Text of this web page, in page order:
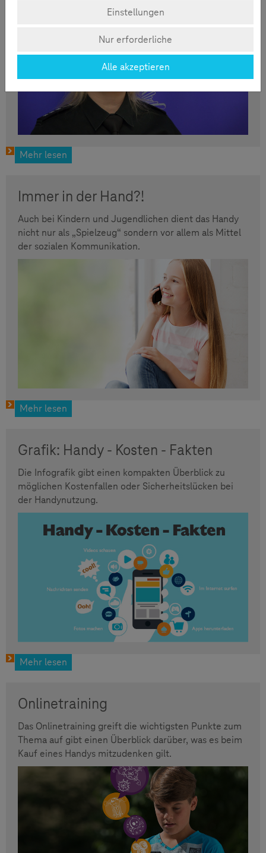
Mehr lesen
Immer in der Hand?!
Auch bei Kindern und Jugendlichen dient das Handy
nicht nur als „Spielzeug“ sondern vor allem als Mittel
der sozialen Kommunikation.
Mehr lesen
Grafik: Handy - Kosten - Fakten
Die Infografik gibt einen kompakten Überblick zu
möglichen Kostenfallen oder Sicherheitslücken bei
der Handynutzung.
Mehr lesen
Onlinetraining
Das Onlinetraining greift die wichtigsten Punkte zum
Thema auf gibt einen Überblick darüber, was es beim
Kauf eines Handys mitzudenken gilt.
Einstellungen
Nur erforderliche
Alle akzeptieren